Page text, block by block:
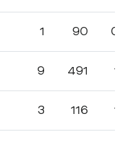
1 90 0
9 491 1
3 116 1